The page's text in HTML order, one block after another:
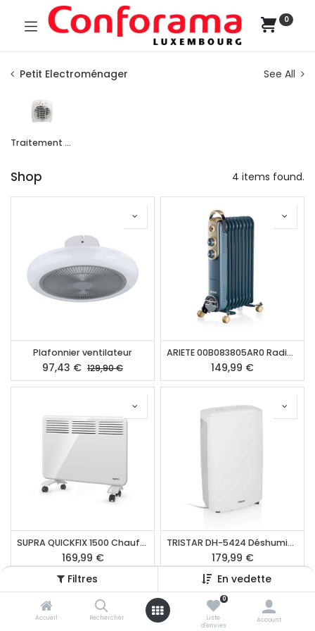
Filtres En vedette
Accueil Rechercher
0
Liste
d'envies
Account
0
Petit Electroménager See All
Traitement de l'air
Shop 4 items found.
Plafonnier ventilateur
97,43 € 129,90€
ARIETE 00B083805AR0 Radiateur bain d'huile
149,99 €
SUPRA QUICKFIX 1500 Chauffage convecteur
169,99 €
TRISTAR DH-5424 Déshumidificateur
179,99 €